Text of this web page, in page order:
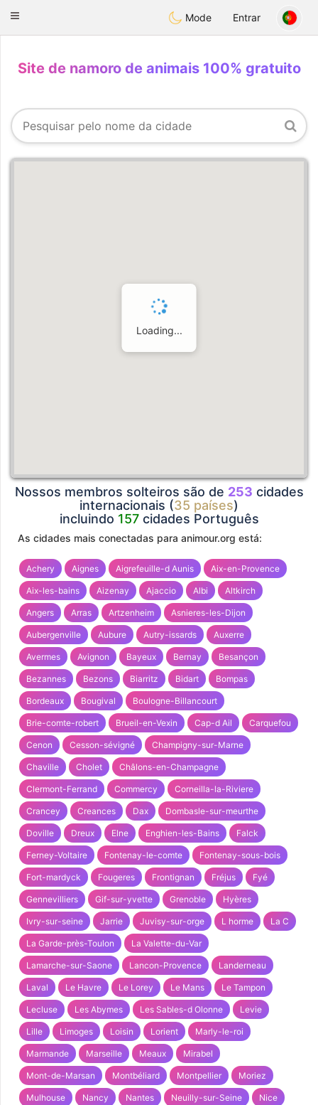
Animour
Toggle
Mode Entrar
Site de namoro de animais 100% gratuito
Loading...
Nossos membros solteiros são de 253 cidades
internacionais (35 países)
incluindo 157cidades Português
As cidades mais conectadas para animour.org está:
Achery Aignes Aigrefeuille-d Aunis Aix-en-Provence
Aix-les-bains Aizenay Ajaccio Albi Altkirch
Angers Arras Artzenheim Asnieres-les-Dijon
Aubergenville Aubure Autry-issards Auxerre
Avermes Avignon Bayeux Bernay Besançon
Bezannes Bezons Biarritz Bidart Bompas
Bordeaux Bougival Boulogne-Billancourt
Brie-comte-robert Brueil-en-Vexin Cap-d Ail Carquefou
Cenon Cesson-sévigné Champigny-sur-Marne
Chaville Cholet Châlons-en-Champagne
Clermont-Ferrand Commercy Corneilla-la-Riviere
Crancey Creances Dax Dombasle-sur-meurthe
Doville Dreux Elne Enghien-les-Bains Falck
Ferney-Voltaire Fontenay-le-comte Fontenay-sous-bois
Fort-mardyck Fougeres Frontignan Fréjus Fyé
Gennevilliers Gif-sur-yvette Grenoble Hyères
Ivry-sur-seine Jarrie Juvisy-sur-orge L horme La C
La Garde-près-Toulon La Valette-du-Var
Lamarche-sur-Saone Lancon-Provence Landerneau
Laval Le Havre Le Lorey Le Mans Le Tampon
Lecluse Les Abymes Les Sables-d Olonne Levie
Lille Limoges Loisin Lorient Marly-le-roi
Marmande Marseille Meaux Mirabel
Mont-de-Marsan Montbéliard Montpellier Moriez
Mulhouse Nancy Nantes Neuilly-sur-Seine Nice